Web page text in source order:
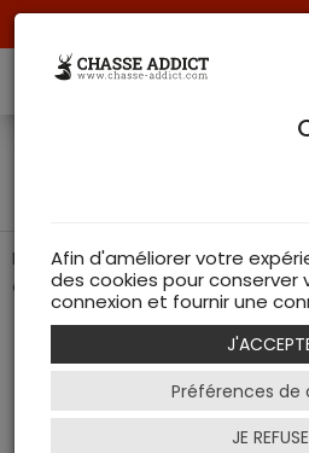
Protection ultime pour vos
exigeantes.
Afin d'améliorer votre
des cookies pour conserver
connexion et fournir une
Préférences de
JE REFUSE